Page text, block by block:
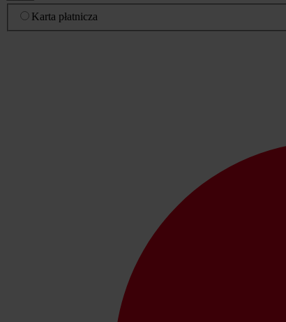
Karta płatnicza